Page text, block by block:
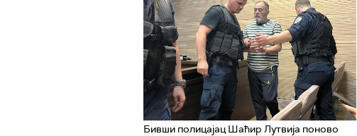
Бивши полицајац Шаћир Лутвија поново